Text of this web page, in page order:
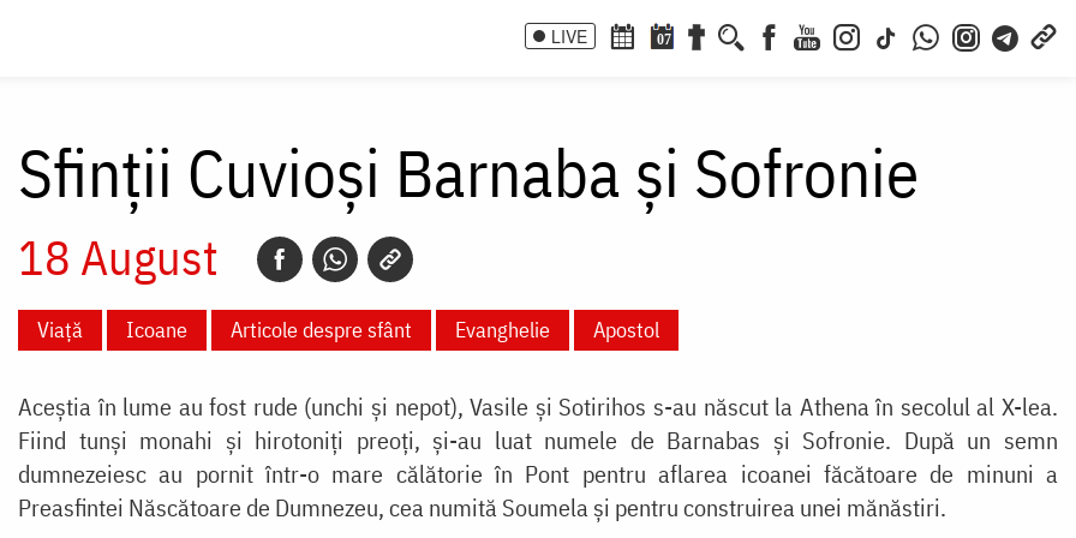
LIVE 07
Sfinții Cuvioși Barnaba și Sofronie
18 August
Viață Icoane Articole despre sfânt Evanghelie Apostol
Aceștia în lume au fost rude (unchi și nepot), Vasile și Sotirihos s-au născut la Athena în secolul al X-lea.
Fiind tunși monahi și hirotoniți preoți, și-au luat numele de Barnabas și Sofronie. După un semn
dumnezeiesc au pornit într-o mare călătorie în Pont pentru aflarea icoanei făcătoare de minuni a
Preasfintei Născătoare de Dumnezeu, cea numită Soumela și pentru construirea unei mănăstiri.